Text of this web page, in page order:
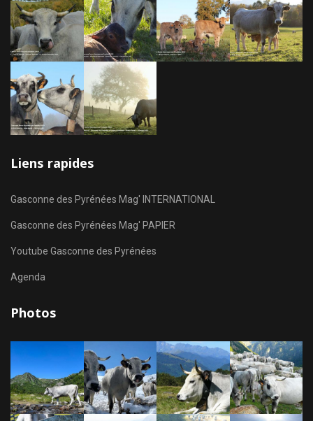
Liens rapides
Gasconne des Pyrénées Mag' INTERNATIONAL
Gasconne des Pyrénées Mag' PAPIER
Youtube Gasconne des Pyrénées
Agenda
Photos